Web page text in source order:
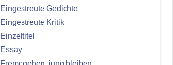
Eingestreute Gedichte
Eingestreute Kritik
Einzeltitel
Essay